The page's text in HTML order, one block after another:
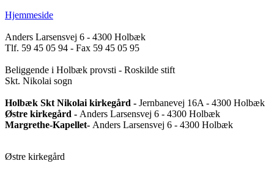
Hjemmeside
Anders Larsensvej 6 - 4300 Holbæk
Tlf. 59 45 05 94 - Fax 59 45 05 95
Beliggende i Holbæk provsti - Roskilde stift
Skt. Nikolai sogn
Holbæk Skt Nikolai kirkegård - Jernbanevej 16A - 4300 Holbæk
Østre kirkegård - Anders Larsensvej 6 - 4300 Holbæk
Margrethe-Kapellet- Anders Larsensvej 6 - 4300 Holbæk
Østre kirkegård